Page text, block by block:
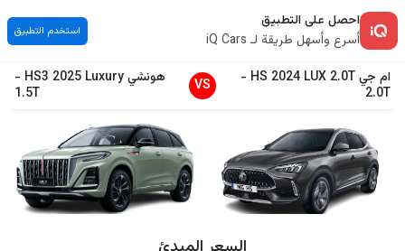
احصل على التطبيق
أسرع وأسهل طريقة لـ iQ Cars
استخدم التطبيق
ام جي HS 2024 LUX 2.0T
-
2.0T
VS هونشي HS3 2025 Luxury
-
1.5T